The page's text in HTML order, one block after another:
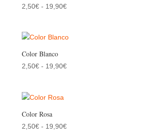
2,50€ - 19,90€Rango
desde
Color Blanco
2,50€ - 19,90€Rango
Color Rosa
2,50€ - 19,90€Rango